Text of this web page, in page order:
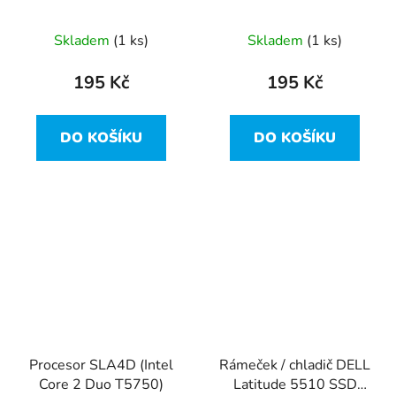
1150
Skladem (1 ks)
195 Kč
DO KOŠÍKU
266MHz CL2.5
Skladem (1 ks)
195 Kč
DO KOŠÍKU
Procesor SLA4D (Intel
Core 2 Duo T5750)
Rámeček / chladič DELL
Latitude 5510 SSD